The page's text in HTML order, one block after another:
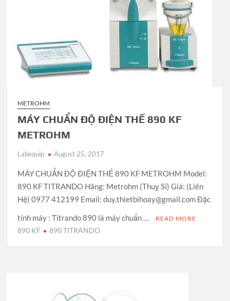
METROHM
MÁY CHUẨN ĐỘ ĐIỆN THẾ 890 KF
METROHM
Labequip August 25, 2017
MÁY CHUẨN ĐỘ ĐIỆN THẾ 890 KF METROHM Model:
890 KF TITRANDO Hãng: Metrohm (Thuỵ Sĩ) Giá: (Liên
Hệ) 0977 412199 Email: duy.thietbihoay@gmail.com Đặc
tính máy : Titrando 890 là máy chuẩn …
READ MORE
890 KF 890 TITRANDO